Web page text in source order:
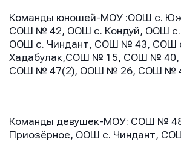
Команды юношей-МОУ :ООШ с.
СОШ № 42, ООШ с. Кондуй, ООШ с.
ООШ с. Чиндант, СОШ № 43, СОШ
Хадабулак,СОШ № 15, СОШ №
СОШ № 47(2), ООШ № 26, СОШ №
Команды девушек-МОУ: СОШ №
Приозёрное, ООШ с. Чиндант,